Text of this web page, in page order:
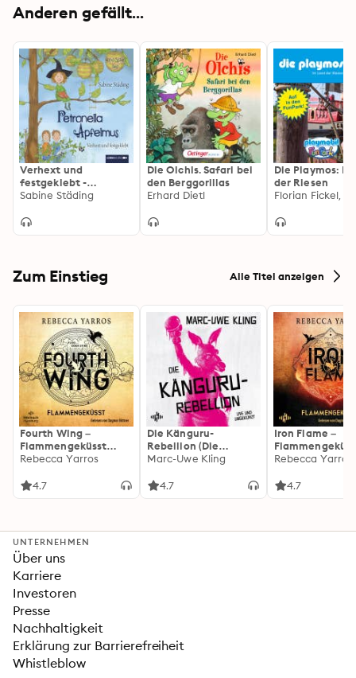
Anderen gefällt...
Verhext und
festgeklebt -
Petronella Apfelmus,
Sabine Städing
Die Olchis. Safari bei
den Berggorillas
Erhard Dietl
Die Playmos:
der Riesen
Zum Einstieg Alle Titel anzeigen
Fourth Wing –
Flammengeküsst
(Flammengeküsst-
Rebecca Yarros
4.7
Die Känguru-
Rebellion (Die
Känguru-Werke 5)
Marc-Uwe Kling
4.7
Iron Flame –
heißersehnte
Rebecca Yarros
4.7
UNTERNEHMEN
Über uns
Karriere
Investoren
Presse
Nachhaltigkeit
Erklärung zur Barrierefreiheit
Whistleblow